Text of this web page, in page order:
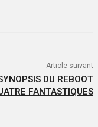
Article suivant
DU REBOOT
FANTASTIQUES